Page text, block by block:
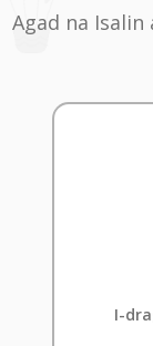
Agad na
I-